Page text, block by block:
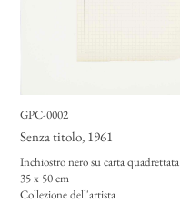
GPC-0002
Senza titolo, 1961
Inchiostro nero su carta quadrettata
35 x 50 cm
Collezione dell'artista